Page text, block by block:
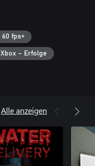
60 fps+
Xbox – Erfolge
Alle anzeigen